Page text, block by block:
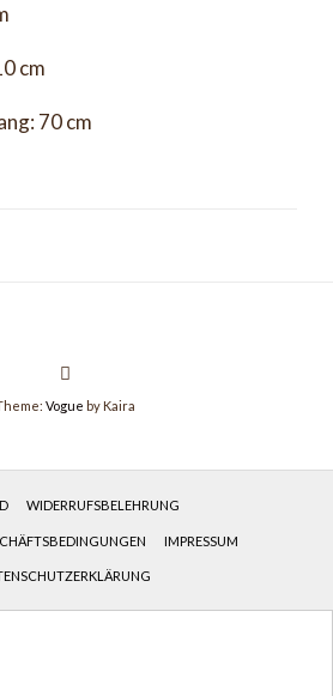
cm
70 cm
Vogue by Kaira
WIDERRUFSBELEHRUNG
IMPRESSUM